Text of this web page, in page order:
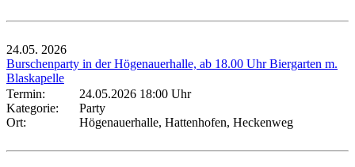
24.05. 2026
Burschenparty in der Högenauerhalle, ab 18.00 Uhr Biergarten m.
Blaskapelle
Termin:
24.05.2026 18:00 Uhr
Kategorie:
Party
Ort:
Högenauerhalle, Hattenhofen, Heckenweg